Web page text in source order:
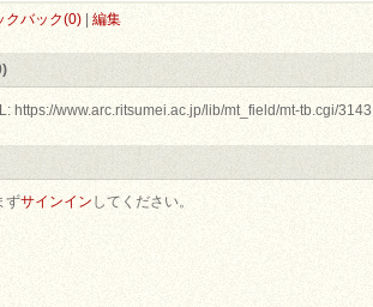
クバック(0) 編集
https://www.arc.ritsumei.ac.jp/lib/mt_field/mt-tb.cgi/3143
ずサインイン してください。